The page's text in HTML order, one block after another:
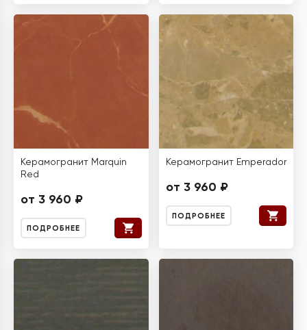
Керамогранит Marquin
Red
от 3 960 ₽
ПОДРОБНЕЕ
Керамогранит Emperador
от 3 960 ₽
ПОДРОБНЕЕ